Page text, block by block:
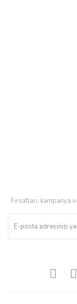
Fırsatları, kampanya